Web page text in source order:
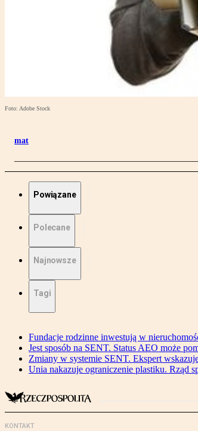
Foto: Adobe Stock
mat
Powiązane
Polecane
Najnowsze
Tagi
Fundacje rodzinne inwestują w
Jest sposób na SENT. Status AEO może
Zmiany w systemie SENT. Ekspert
Unia nakazuje ograniczenie plastiku. Rząd
KONTAKT